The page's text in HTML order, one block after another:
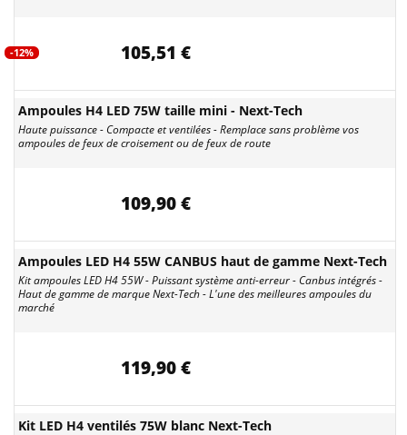
-12% 105,51 €
Ampoules H4 LED 75W taille mini - Next-Tech
Haute puissance - Compacte et ventilées - Remplace sans problème vos
ampoules de feux de croisement ou de feux de route
109,90 €
Ampoules LED H4 55W CANBUS haut de gamme Next-Tech
Kit ampoules LED H4 55W - Puissant système anti-erreur - Canbus intégrés -
Haut de gamme de marque Next-Tech - L'une des meilleures ampoules du
marché
119,90 €
Kit LED H4 ventilés 75W blanc Next-Tech